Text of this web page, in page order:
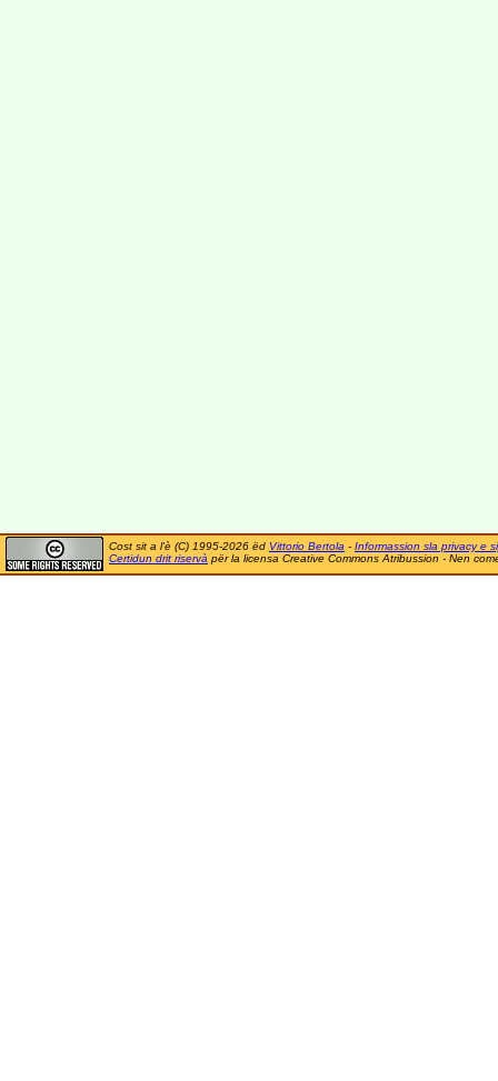
Cost sit a l'è (C) 1995-2026 ëd Vittorio Bertola - Informassion sla privacy e
Certidun drit riservà për la licensa Creative Commons Atribussion - Nen